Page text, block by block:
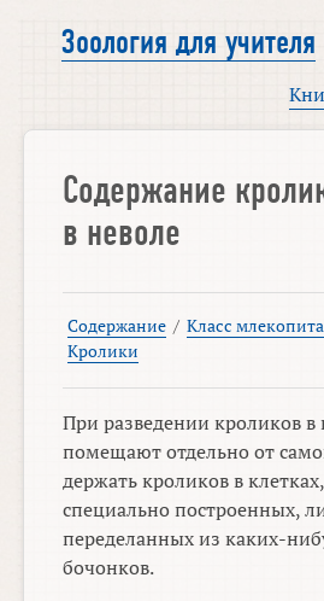
Зоология для учителя
Содержание
в неволе
Содержание / Класс
Кролики
При разведении кроликов в
помещают отдельно от
держать кроликов в
специально построенных,
переделанных из каких-
бочонков.